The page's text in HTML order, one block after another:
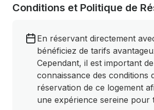
Conditions et Politique de
En réservant directement
bénéficiez de tarifs
Cependant, il est important
connaissance des conditions
réservation de ce logement
une expérience sereine pour